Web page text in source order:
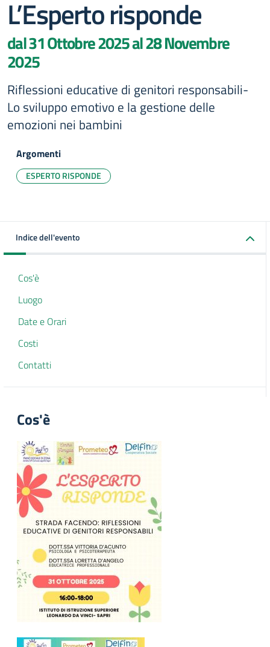
L’Esperto risponde
dal 31 Ottobre 2025 al 28 Novembre
2025
Riflessioni educative di genitori responsabili-
Lo sviluppo emotivo e la gestione delle
emozioni nei bambini
Argomenti
ESPERTO RISPONDE
Indice dell'evento
Cos'è
Luogo
Date e Orari
Costi
Contatti
Cos'è